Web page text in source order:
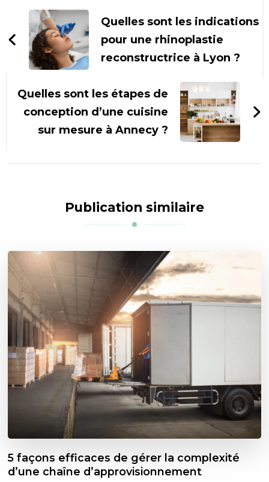
d'article
Quelles sont les indications
pour une rhinoplastie
reconstructrice à Lyon ?
Quelles sont les étapes de
conception d’une cuisine
sur mesure à Annecy ?
Publication similaire
5 façons efficaces de gérer la complexité
d’une chaîne d’approvisionnement